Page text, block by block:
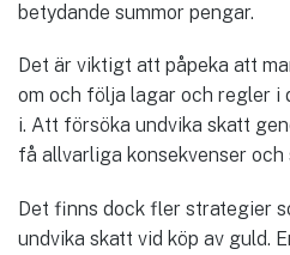
betydande summor pengar.
Det är viktigt att påpeka att
om och följa lagar och regler i
i. Att försöka undvika skatt
få allvarliga konsekvenser
Det finns dock fler strategier
undvika skatt vid köp av guld.